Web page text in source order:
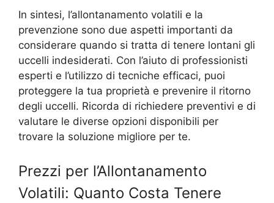
In sintesi, l’allontanamento volatili e la
prevenzione sono due aspetti importanti da
considerare quando si tratta di tenere lontani gli
uccelli indesiderati. Con l’aiuto di professionisti
esperti e l’utilizzo di tecniche efficaci, puoi
proteggere la tua proprietà e prevenire il ritorno
degli uccelli. Ricorda di richiedere preventivi e di
valutare le diverse opzioni disponibili per
trovare la soluzione migliore per te.
Prezzi per l’Allontanamento
Volatili: Quanto Costa Tenere